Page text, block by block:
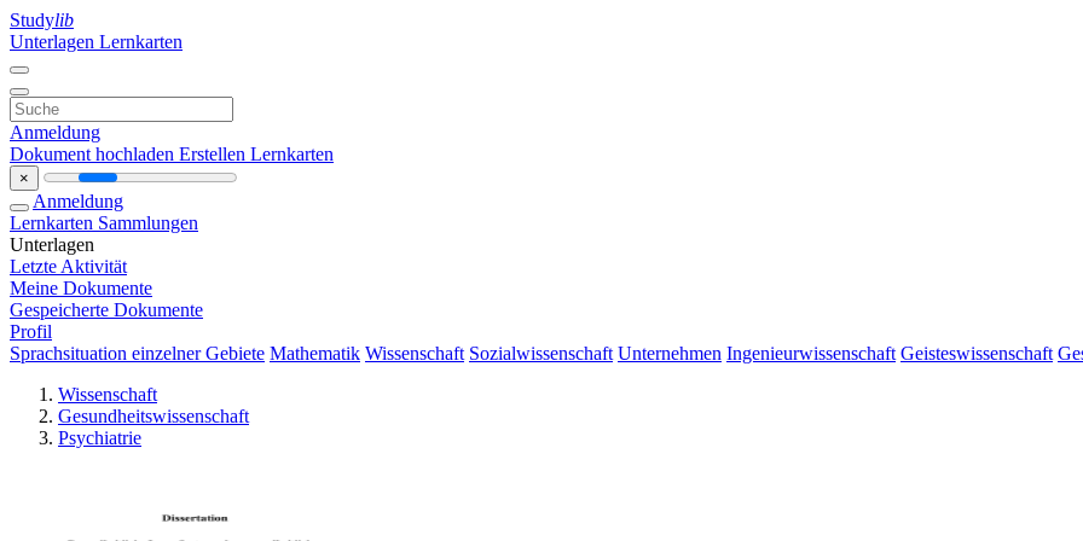
Studylib
Unterlagen Lernkarten
Anmeldung
Dokument hochladen Erstellen Lernkarten
×
Anmeldung
Lernkarten Sammlungen
Unterlagen
Letzte Aktivität
Meine Dokumente
Gespeicherte Dokumente
Profil
Sprachsituation einzelner Gebiete Mathematik Wissenschaft Sozialwissenschaft Unternehmen Ingenieurwissenschaft Geisteswissenschaft
Wissenschaft
Gesundheitswissenschaft
Psychiatrie